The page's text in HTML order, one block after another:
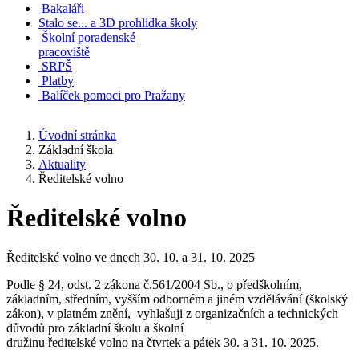
Bakaláři
Stalo se... a 3D prohlídka školy
Školní poradenské
pracoviště
SRPŠ
Platby
Balíček pomoci pro Pražany
Úvodní stránka
Základní škola
Aktuality
Ředitelské volno
Ředitelské volno
Ředitelské volno ve dnech 30. 10. a 31. 10. 2025
Podle § 24, odst. 2 zákona č.561/2004 Sb., o předškolním,
základním, středním, vyšším odborném a jiném vzdělávání (školský
zákon), v platném znění, vyhlašuji z organizačních a technických
důvodů pro základní školu a školní
družinu ředitelské volno na čtvrtek a pátek 30. a 31. 10. 2025.